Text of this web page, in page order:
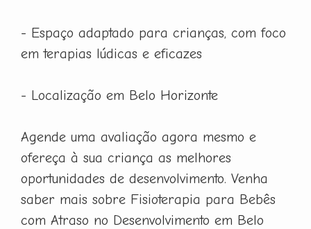
- Espaço adaptado para crianças, com foco
em terapias lúdicas e eficazes
- Localização em Belo Horizonte
Agende uma avaliação agora mesmo e
ofereça à sua criança as melhores
oportunidades de desenvolvimento. Venha
saber mais sobre Fisioterapia para Bebês
com Atraso no Desenvolvimento em Belo